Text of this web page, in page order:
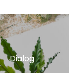
Dialog